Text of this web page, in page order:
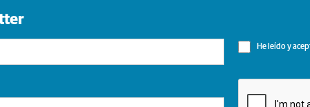
He leído y